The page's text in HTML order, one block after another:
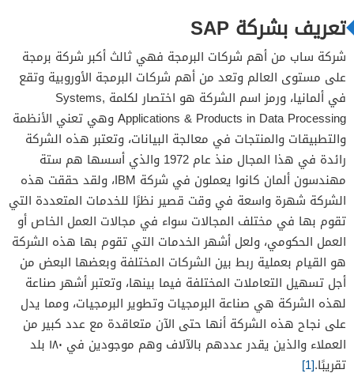
تعريف بشركة SAP
شركة ساب من أهم شركات البرمجة فهي ثالث أكبر شركة برمجة
على مستوى العالم وتعد من أهم شركات البرمجة الأوروبية وتقع
في ألمانيا، ورمز اسم الشركة هو اختصار لكلمة Systems,
Applications & Products in Data Processing وهي تعني الأنظمة
والتطبيقات والمنتجات في معالجة البيانات، وتعتبر هذه الشركة
رائدة في هذا المجال منذ عام 1972 والذي أسسها هم ستة
مهندسون ألمان كانوا يعملون في شركة IBM، ولقد حققت هذه
الشركة شهرة واسعة في وقت قصير نظرًا للخدمات المتعددة التي
تقوم بها في مختلف المجالات سواء في مجالات العمل الخاص أو
العمل الحكومي، ولعل أشهر الخدمات التي تقوم بها هذه الشركة
هو القيام بعملية ربط بين الشركات المختلفة وبعضها البعض من
أجل تسهيل التعاملات المختلفة فيما بينها، وتعتبر أشهر صناعة
لهذه الشركة هي صناعة البرمجيات وتطوير البرمجيات، ومما يدل
على نجاح هذه الشركة أنها حتى الآن متعاقدة مع عدد كبير من
العملاء والذين يقدر عددهم بالآلاف وهم موجودين في ١٨٠ بلد
تقريبًا.[1]